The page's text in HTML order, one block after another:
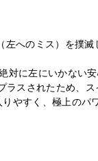
左へのミス）を撲
に左にいかない
スされたため、
やすく、極上のパ